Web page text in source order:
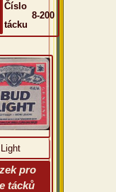
Číslo
tácku
8-200
pro
tácků